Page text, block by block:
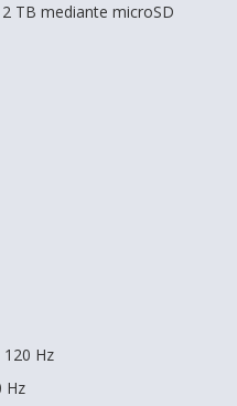
TB mediante microSD
Hz
Hz